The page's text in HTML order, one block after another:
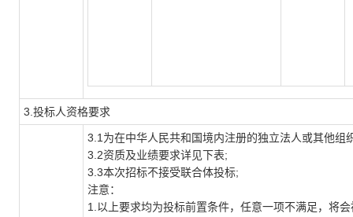
3.投标人资格要求
3.1为在中华人民共和国境内注册的独立法人或其他组
3.2资质及业绩要求详见下表;
3.3本次招标不接受联合体投标;
注意：
1.以上要求均为投标前置条件，任意一项不满足，将